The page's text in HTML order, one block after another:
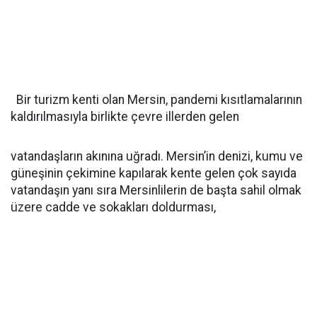
Bir turizm kenti olan Mersin, pandemi kısıtlamalarının
kaldırılmasıyla birlikte çevre illerden gelen
vatandaşların akınına uğradı. Mersin’in denizi, kumu ve
güneşinin çekimine kapılarak kente gelen çok sayıda
vatandaşın yanı sıra Mersinlilerin de başta sahil olmak
üzere cadde ve sokakları doldurması,